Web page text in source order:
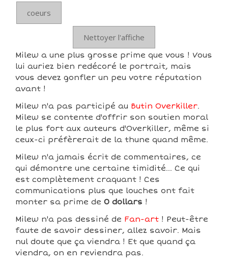
coeurs
Nettoyer l'affiche
Milew a une plus grosse prime que vous ! Vous
lui auriez bien redécoré le portrait, mais
vous devez gonfler un peu votre réputation
avant !
Milew n'a pas participé au Butin Overkiller.
Milew se contente d'offrir son soutien moral
le plus fort aux auteurs d'Overkiller, même si
ceux-ci préfèrerait de la thune quand même.
Milew n'a jamais écrit de commentaires, ce
qui démontre une certaine timidité... Ce qui
est complètement craquant ! Ces
communications plus que louches ont fait
monter sa prime de 0 dollars !
Milew n'a pas dessiné de Fan-art ! Peut-être
faute de savoir dessiner, allez savoir. Mais
nul doute que ça viendra ! Et que quand ça
viendra, on en reviendra pas.